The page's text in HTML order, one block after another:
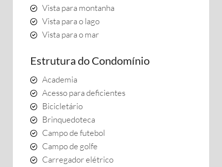
Vista para montanha
Vista para o lago
Vista para o mar
Estrutura do Condomínio
Academia
Acesso para deficientes
Bicicletário
Brinquedoteca
Campo de futebol
Campo de golfe
Carregador elétrico